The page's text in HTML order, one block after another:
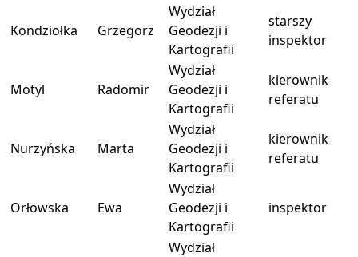
Kondziołka Grzegorz
Wydział
Geodezji i
Kartografii
starszy
inspektor
Motyl Radomir
Wydział
Geodezji i
Kartografii
kierownik
referatu
Nurzyńska Marta
Wydział
Geodezji i
Kartografii
kierownik
referatu
Orłowska Ewa
Wydział
Geodezji i
Kartografii
inspektor
Wydział